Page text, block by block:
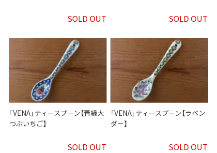
SOLD OUT SOLD OUT
「VENA」ティースプーン【青縁大
つぶいちご】
SOLD OUT
「VENA」ティースプーン【ラベン
ダー】
SOLD OUT